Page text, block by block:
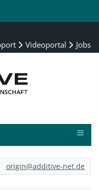
Videoportal Jobs
≡
origin@additive-net.de